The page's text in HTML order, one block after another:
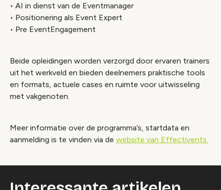
• AI in dienst van de Eventmanager
• Positionering als Event Expert
• Pre EventEngagement
Beide opleidingen worden verzorgd door ervaren trainers
uit het werkveld en bieden deelnemers praktische tools
en formats, actuele cases en ruimte voor uitwisseling
met vakgenoten.
Meer informatie over de programma’s, startdata en
aanmelding is te vinden via de website van Effectivents.